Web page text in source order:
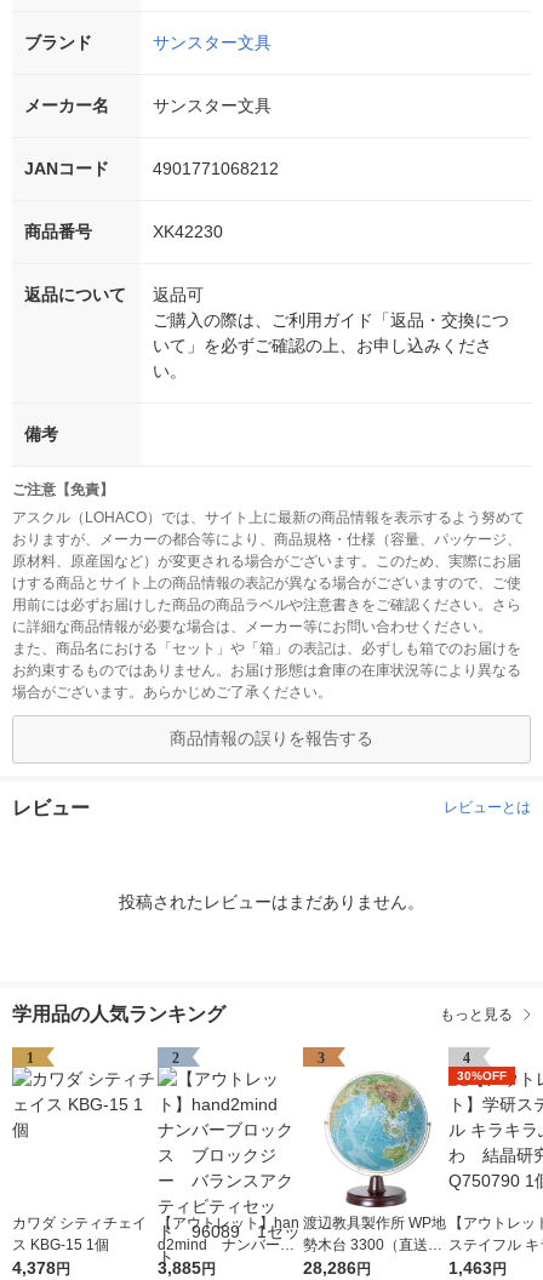
ブランド サンスター文具
メーカー名 サンスター文具
JANコード 4901771068212
商品番号 XK42230
返品について
返品可
ご購入の際は、ご利用ガイド「返品・交換につ
いて」を必ずご確認の上、お申し込みくださ
い。
備考
ご注意【免責】
アスクル（LOHACO）では、サイト上に最新の商品情報を表示するよう努めて
おりますが、メーカーの都合等により、商品規格・仕様（容量、パッケージ、
原材料、原産国など）が変更される場合がございます。このため、実際にお届
けする商品とサイト上の商品情報の表記が異なる場合がございますので、ご使
用前には必ずお届けした商品の商品ラベルや注意書きをご確認ください。さら
に詳細な商品情報が必要な場合は、メーカー等にお問い合わせください。
また、商品名における「セット」や「箱」の表記は、必ずしも箱でのお届けを
お約束するものではありません。お届け形態は倉庫の在庫状況等により異なる
場合がございます。あらかじめご了承ください。
商品情報の誤りを報告する
レビュー レビューとは
投稿されたレビューはまだありません。
学用品の人気ランキング もっと見る
1
カワダ シティチェイ
ス KBG-15 1個
4,378円
2
【アウトレット】han
d2mind ナンバーブ
ロックス ブロックジ
3,885円
3
渡辺教具製作所 WP地
勢木台 3300（直送
品）
28,286円
4
30%OFF
【アウトレッ
ステイフル
ふわふわ 結
1,463円